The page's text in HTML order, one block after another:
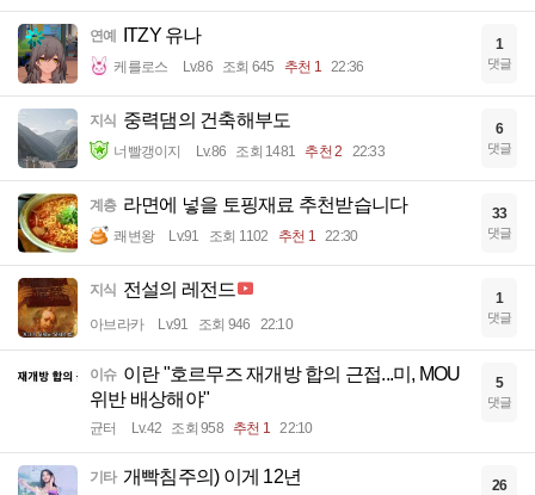
연예 ITZY 유나
케를로스 Lv.86 조회 645 추천 1 22:36
1
댓글
지식 중력댐의 건축해부도
너빨갱이지 Lv.86 조회 1481 추천 2 22:33
6
댓글
계층 라면에 넣을 토핑재료 추천받습니다
쾌변왕 Lv.91 조회 1102 추천 1 22:30
33
댓글
지식 전설의 레전드
아브라카 Lv.91 조회 946 22:10
1
댓글
이슈 이란 "호르무즈 재개방 합의 근접...미, MOU
위반 배상해야"
균터 Lv.42 조회 958 추천 1 22:10
5
댓글
기타 개빡침주의) 이게 12년 26